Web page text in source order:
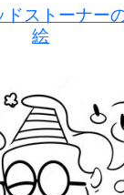
ストーナー
絵